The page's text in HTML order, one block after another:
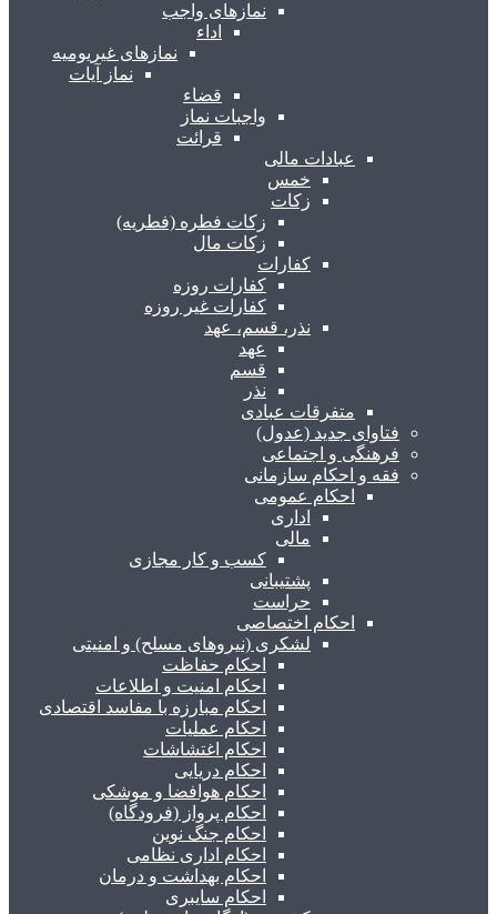
نمازهای واجب
اداء
نمازهای غیریومیه
نماز آیات
قضاء
واجبات نماز
قرائت
عبادات مالی
خمس
زکات
زکات فطره (فطریه)
زکات مال
کفارات
کفارات روزه
کفارات غیر روزه
نذر، قسم، عهد
عهد
قسم
نذر
متفرقات عبادی
فتاوای جدید (عدول)
فرهنگی و اجتماعی
فقه و احکام سازمانی
احکام عمومی
اداری
مالی
کسب و کار مجازی
پشتیبانی
حراست
احکام اختصاصی
لشکری (نیروهای مسلح) و امنیتی
احکام حفاظت
احکام امنیت و اطلاعات
احکام مبارزه با مفاسد اقتصادی
احکام عملیات
احکام اغتشاشات
احکام دریایی
احکام هوافضا و موشکی
احکام پرواز (فرودگاه)
احکام جنگ نوین
احکام اداری نظامی
احکام بهداشت و درمان
احکام سایبری